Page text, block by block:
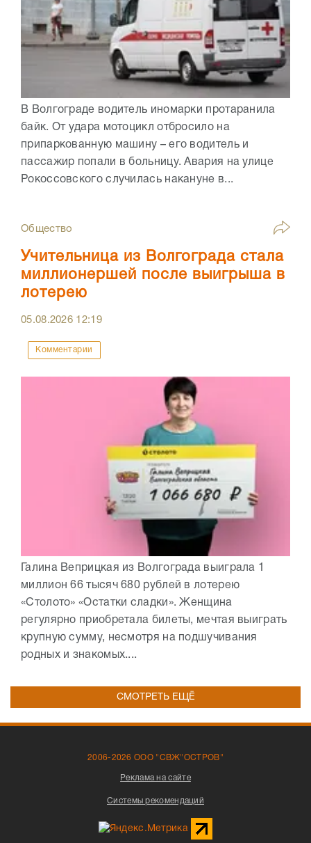
В Волгограде водитель иномарки протаранила
байк. От удара мотоцикл отбросило на
припаркованную машину – его водитель и
пассажир попали в больницу. Авария на улице
Рокоссовского случилась накануне в...
Общество
Учительница из Волгограда стала
миллионершей после выигрыша в
лотерею
05.08.2026 12:19
Комментарии
Галина Веприцкая из Волгограда выиграла 1
миллион 66 тысяч 680 рублей в лотерею
«Столото» «Остатки сладки». Женщина
регулярно приобретала билеты, мечтая выиграть
крупную сумму, несмотря на подшучивания
родных и знакомых....
СМОТРЕТЬ ЕЩЁ
2006-2026 ООО "СВЖ"ОСТРОВ"
Реклама на сайте
Системы рекомендаций